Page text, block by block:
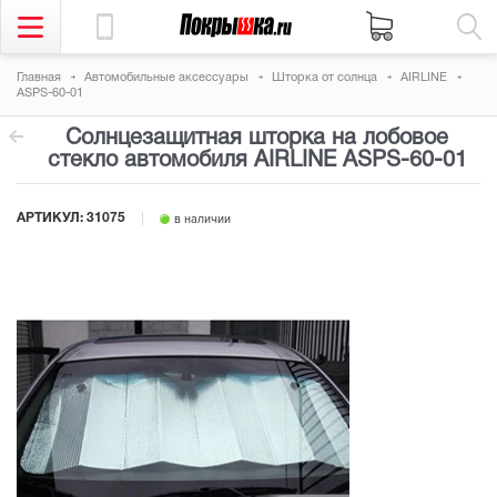
Главная Автомобильные аксессуары Шторка от солнца
AIRLINE
ASPS-60-01
Солнцезащитная шторка на лобовое
стекло автомобиля AIRLINE ASPS-60-01
АРТИКУЛ: 31075 в наличии